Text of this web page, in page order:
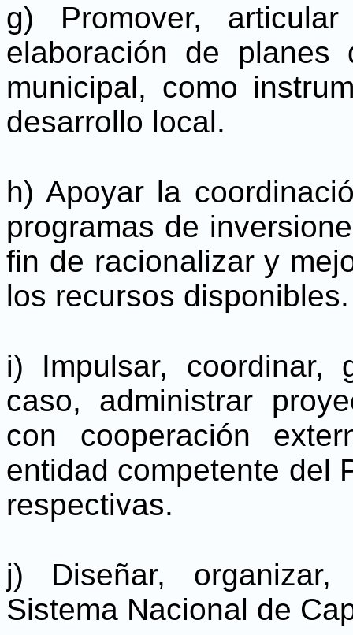
g) Promover,
elaboración de
municipal, como
desarrollo local.
h) Apoyar la
programas de
fin de racionalizar y
los recursos disponibles.
i) Impulsar, coordinar,
caso, administrar
con cooperación
entidad competente del
respectivas.
j) Diseñar,
Sistema Nacional de